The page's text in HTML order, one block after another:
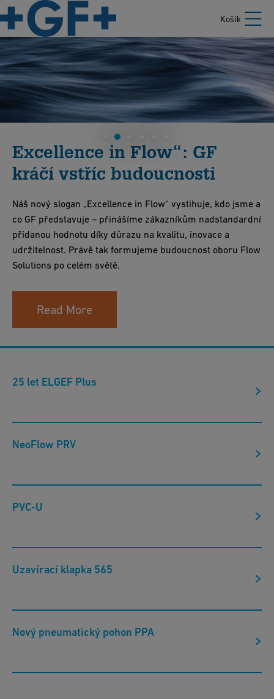
Košík
ELGEF Plus
Časem osvědčená kvalita poskytující zákazníkům to
25 let ELGEF Plus
NeoFlow PRV
PVC-U
Uzavírací klapka 565
Nový pneumatický pohon PPA